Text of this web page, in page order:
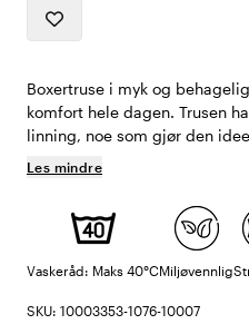
Boxertruse i myk og
komfort hele dagen. Trusen
linning, noe som gjør den
Les mindre
Vaskeråd: Maks 40°CMiljøvennlig
SKU: 10003353-1076-10007